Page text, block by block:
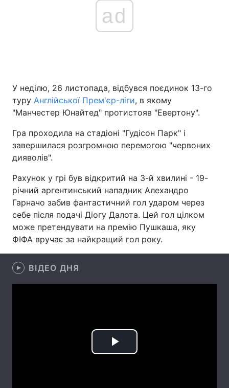
Україна Політика
Спорт Наука
Зброя Інциденти
Здоров'я Туризм
Цікавинки Погода
Екологія Регіони
Думки
Вакансії
ad
У неділю, 26 листопада, відбувся поєдинок 13-го
туру Англійської Прем'єр-ліги, в якому
"Манчестер Юнайтед" протистояв "Евертону".
Гра проходила на стадіоні "Гудісон Парк" і
завершилася розгромною перемогою "червоних
дияволів".
Рахунок у грі був відкритий на 3-й хвилині - 19-
річний аргентинський нападник Алехандро
Гарначо забив фантастичний гол ударом через
себе після подачі Діогу Далота. Цей гол цілком
може претендувати на премію Пушкаша, яку
ФІФА вручає за найкращий гол року.
ВІДЕО ДНЯ
Play